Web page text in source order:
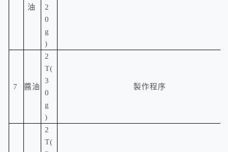
油
2
0
g
)
7 醬油
2
T(
3
0
g
)
製作程序
2
T(